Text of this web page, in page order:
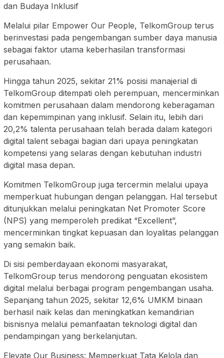
dan Budaya Inklusif
Melalui pilar Empower Our People, TelkomGroup terus
berinvestasi pada pengembangan sumber daya manusia
sebagai faktor utama keberhasilan transformasi
perusahaan.
Hingga tahun 2025, sekitar 21% posisi manajerial di
TelkomGroup ditempati oleh perempuan, mencerminkan
komitmen perusahaan dalam mendorong keberagaman
dan kepemimpinan yang inklusif. Selain itu, lebih dari
20,2% talenta perusahaan telah berada dalam kategori
digital talent sebagai bagian dari upaya peningkatan
kompetensi yang selaras dengan kebutuhan industri
digital masa depan.
Komitmen TelkomGroup juga tercermin melalui upaya
memperkuat hubungan dengan pelanggan. Hal tersebut
ditunjukkan melalui peningkatan Net Promoter Score
(NPS) yang memperoleh predikat “Excellent”,
mencerminkan tingkat kepuasan dan loyalitas pelanggan
yang semakin baik.
Di sisi pemberdayaan ekonomi masyarakat,
TelkomGroup terus mendorong penguatan ekosistem
digital melalui berbagai program pengembangan usaha.
Sepanjang tahun 2025, sekitar 12,6% UMKM binaan
berhasil naik kelas dan meningkatkan kemandirian
bisnisnya melalui pemanfaatan teknologi digital dan
pendampingan yang berkelanjutan.
Elevate Our Business: Memperkuat Tata Kelola dan